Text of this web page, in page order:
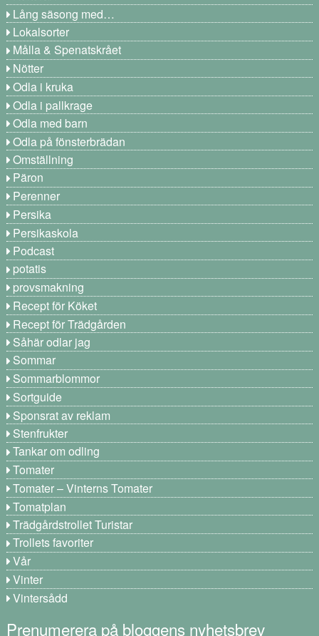
Lång säsong med…
Lokalsorter
Målla & Spenatskrået
Nötter
Odla i kruka
Odla i pallkrage
Odla med barn
Odla på fönsterbrädan
Omställning
Päron
Perenner
Persika
Persikaskola
Podcast
potatis
provsmakning
Recept för Köket
Recept för Trädgården
Såhär odlar jag
Sommar
Sommarblommor
Sortguide
Sponsrat av reklam
Stenfrukter
Tankar om odling
Tomater
Tomater – Vinterns Tomater
Tomatplan
Trädgårdstrollet Turistar
Trollets favoriter
Vår
Vinter
Vintersådd
Prenumerera på bloggens nyhetsbrev